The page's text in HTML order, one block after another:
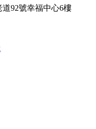
92號幸福中心6樓